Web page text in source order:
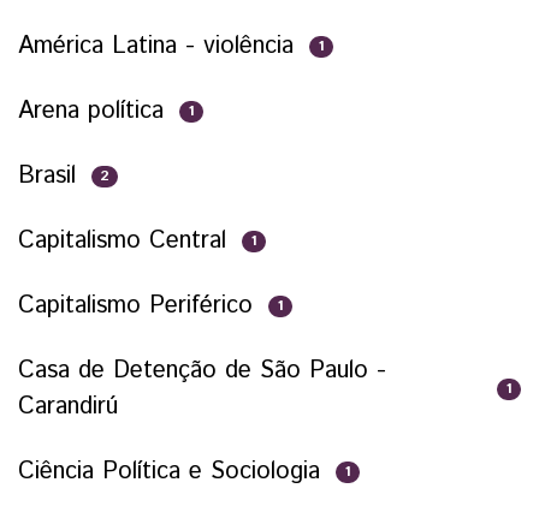
América Latina - violência 1
Arena política 1
Brasil 2
Capitalismo Central 1
Capitalismo Periférico 1
Casa de Detenção de São Paulo -
Carandirú
1
Ciência Política e Sociologia 1